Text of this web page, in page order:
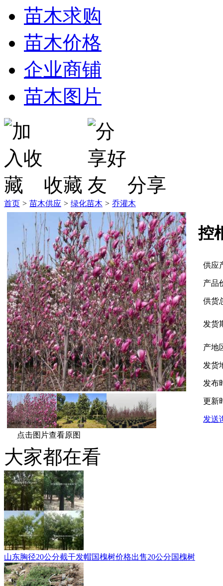
苗木求购
苗木价格
企业商铺
苗木图片
收藏 分享
首页 > 苗木供应 > 绿化苗木 > 乔灌木
点击图片查看原图
控
供应
产品
供货
发货
产地
发货
发布
更新
发送
大家都在看
山东胸径20公分截干发帽国槐树价格出售20公分国槐树